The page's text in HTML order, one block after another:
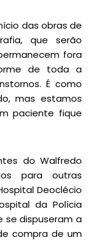
das obras de
que serão
fora
de toda a
É como
mas estamos
paciente fique
do Walfredo
para outras
Deoclécio
da Polícia
se dispuseram a
compra de um